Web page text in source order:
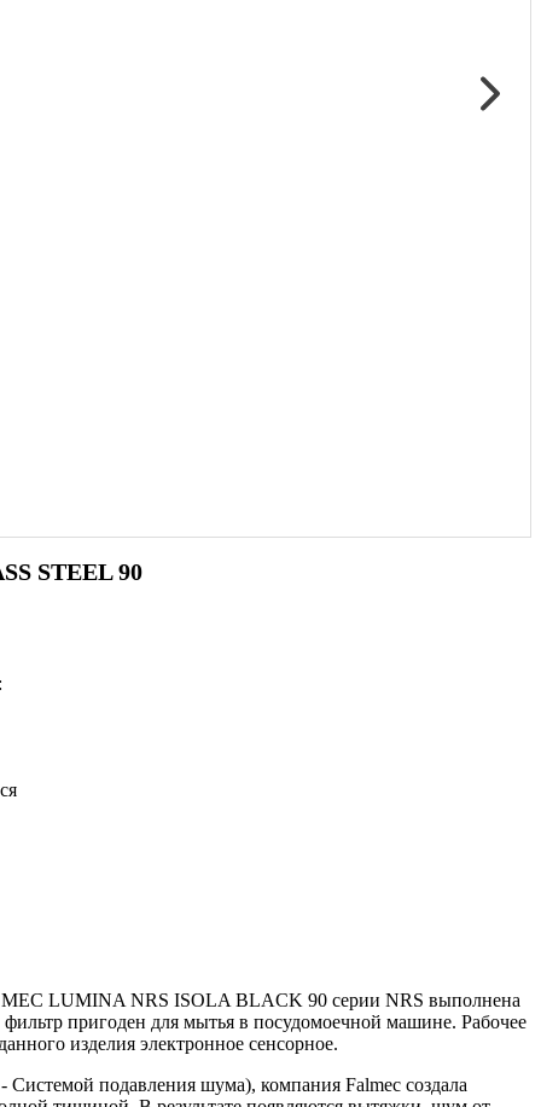
STEEL 90
LUMINA NRS ISOLA BLACK 90 серии NRS выполнена
пригоден для мытья в посудомоечной машине. Рабочее
изделия электронное сенсорное.
подавления шума), компания Falmec создала